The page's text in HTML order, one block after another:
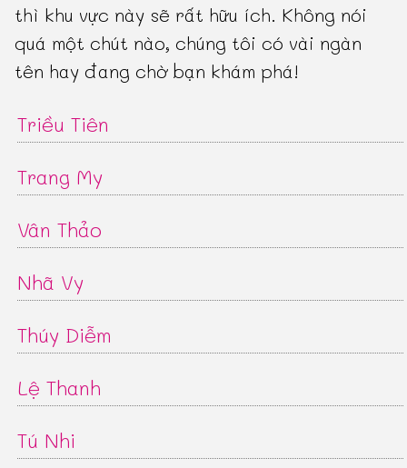
thì khu vực này sẽ rất hữu ích. Không nói
quá một chút nào, chúng tôi có vài ngàn
tên hay đang chờ bạn khám phá!
Triều Tiên
Trang My
Vân Thảo
Nhã Vy
Thúy Diễm
Lệ Thanh
Tú Nhi